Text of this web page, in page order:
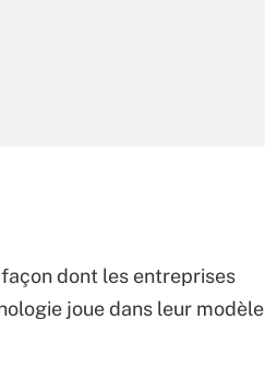
dont les entreprises
joue dans leur modèle